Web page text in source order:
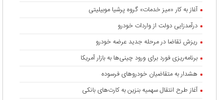
آغاز به کار «میز خدمات» گروه پرشیا موبیلیتی
درآمدزایی دولت از واردات خودرو
ریزش تقاضا در مرحله جدید عرضه خودرو
برنامه‌ریزی فورد برای ورود چینی‌ها به بازار آمریکا
هشدار به متقاضیان خودروهای فرسوده
آغاز طرح انتقال سهمیه بنزین به کارت‌های بانکی